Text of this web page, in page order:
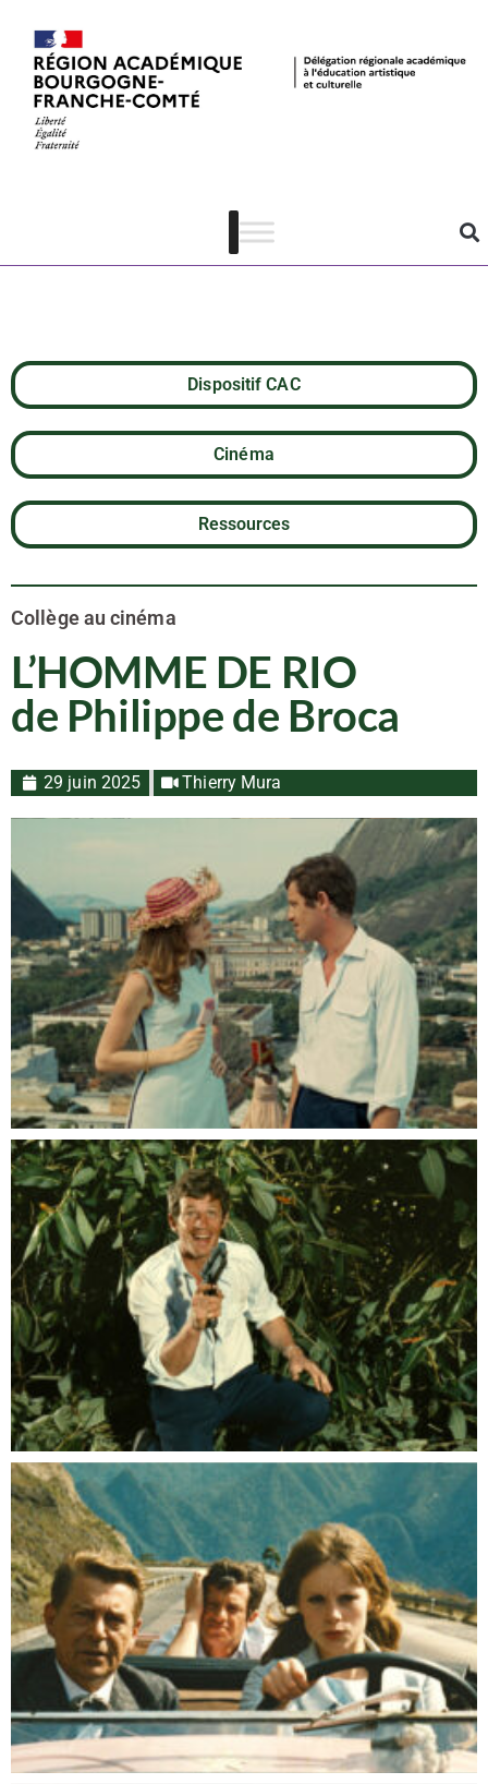
L’HOMME DE
RIO de Philippe
de Broca
Dispositif CAC
Cinéma
Ressources
Collège au cinéma
L’HOMME DE RIO
de Philippe de Broca
29 juin 2025 Thierry Mura